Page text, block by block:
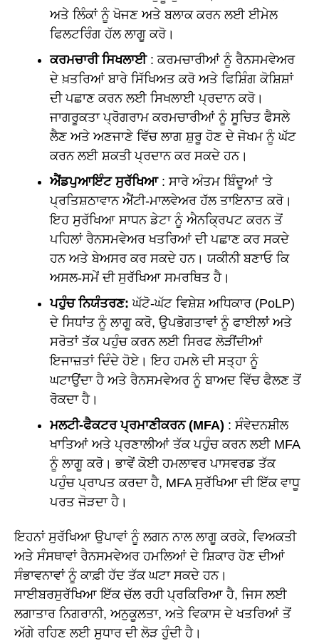
ਅਤੇ ਲਿੰਕਾਂ ਨੂੰ ਖੋਜਣ ਅਤੇ ਬਲਾਕ ਕਰਨ ਲਈ ਈਮੇਲ
ਫਿਲਟਰਿੰਗ ਹੱਲ ਲਾਗੂ ਕਰੋ।
ਕਰਮਚਾਰੀ ਸਿਖਲਾਈ: ਕਰਮਚਾਰੀਆਂ ਨੂੰ ਰੈਨਸਮਵੇਅਰ
ਦੇ ਖ਼ਤਰਿਆਂ ਬਾਰੇ ਸਿੱਖਿਅਤ ਕਰੋ ਅਤੇ ਫਿਸ਼ਿੰਗ ਕੋਸ਼ਿਸ਼ਾਂ
ਦੀ ਪਛਾਣ ਕਰਨ ਲਈ ਸਿਖਲਾਈ ਪ੍ਰਦਾਨ ਕਰੋ।
ਜਾਗਰੂਕਤਾ ਪ੍ਰੋਗਰਾਮ ਕਰਮਚਾਰੀਆਂ ਨੂੰ ਸੂਚਿਤ ਫੈਸਲੇ
ਲੈਣ ਅਤੇ ਅਣਜਾਣੇ ਵਿੱਚ ਲਾਗ ਸ਼ੁਰੂ ਹੋਣ ਦੇ ਜੋਖਮ ਨੂੰ ਘੱਟ
ਕਰਨ ਲਈ ਸ਼ਕਤੀ ਪ੍ਰਦਾਨ ਕਰ ਸਕਦੇ ਹਨ।
ਐਂਡਪੁਆਇੰਟ ਸੁਰੱਖਿਆ: ਸਾਰੇ ਅੰਤਮ ਬਿੰਦੂਆਂ 'ਤੇ
ਪ੍ਰਤਿਸ਼ਠਾਵਾਨ ਐਂਟੀ-ਮਾਲਵੇਅਰ ਹੱਲ ਤਾਇਨਾਤ ਕਰੋ।
ਇਹ ਸੁਰੱਖਿਆ ਸਾਧਨ ਡੇਟਾ ਨੂੰ ਐਨਕ੍ਰਿਪਟ ਕਰਨ ਤੋਂ
ਪਹਿਲਾਂ ਰੈਨਸਮਵੇਅਰ ਖਤਰਿਆਂ ਦੀ ਪਛਾਣ ਕਰ ਸਕਦੇ
ਹਨ ਅਤੇ ਬੇਅਸਰ ਕਰ ਸਕਦੇ ਹਨ। ਯਕੀਨੀ ਬਣਾਓ ਕਿ
ਅਸਲ-ਸਮੇਂ ਦੀ ਸੁਰੱਖਿਆ ਸਮਰਥਿਤ ਹੈ।
ਪਹੁੰਚ ਨਿਯੰਤਰਣ: ਘੱਟੋ-ਘੱਟ ਵਿਸ਼ੇਸ਼ ਅਧਿਕਾਰ (PoLP)
ਦੇ ਸਿਧਾਂਤ ਨੂੰ ਲਾਗੂ ਕਰੋ, ਉਪਭੋਗਤਾਵਾਂ ਨੂੰ ਫਾਈਲਾਂ ਅਤੇ
ਸਰੋਤਾਂ ਤੱਕ ਪਹੁੰਚ ਕਰਨ ਲਈ ਸਿਰਫ ਲੋੜੀਂਦੀਆਂ
ਇਜਾਜ਼ਤਾਂ ਦਿੰਦੇ ਹੋਏ। ਇਹ ਹਮਲੇ ਦੀ ਸਤ੍ਹਾ ਨੂੰ
ਘਟਾਉਂਦਾ ਹੈ ਅਤੇ ਰੈਨਸਮਵੇਅਰ ਨੂੰ ਬਾਅਦ ਵਿੱਚ ਫੈਲਣ ਤੋਂ
ਰੋਕਦਾ ਹੈ।
ਮਲਟੀ-ਫੈਕਟਰ ਪ੍ਰਮਾਣੀਕਰਨ (MFA) : ਸੰਵੇਦਨਸ਼ੀਲ
ਖਾਤਿਆਂ ਅਤੇ ਪ੍ਰਣਾਲੀਆਂ ਤੱਕ ਪਹੁੰਚ ਕਰਨ ਲਈ MFA
ਨੂੰ ਲਾਗੂ ਕਰੋ। ਭਾਵੇਂ ਕੋਈ ਹਮਲਾਵਰ ਪਾਸਵਰਡ ਤੱਕ
ਪਹੁੰਚ ਪ੍ਰਾਪਤ ਕਰਦਾ ਹੈ, MFA ਸੁਰੱਖਿਆ ਦੀ ਇੱਕ ਵਾਧੂ
ਪਰਤ ਜੋੜਦਾ ਹੈ।
ਇਹਨਾਂ ਸੁਰੱਖਿਆ ਉਪਾਵਾਂ ਨੂੰ ਲਗਨ ਨਾਲ ਲਾਗੂ ਕਰਕੇ, ਵਿਅਕਤੀ
ਅਤੇ ਸੰਸਥਾਵਾਂ ਰੈਨਸਮਵੇਅਰ ਹਮਲਿਆਂ ਦੇ ਸ਼ਿਕਾਰ ਹੋਣ ਦੀਆਂ
ਸੰਭਾਵਨਾਵਾਂ ਨੂੰ ਕਾਫ਼ੀ ਹੱਦ ਤੱਕ ਘਟਾ ਸਕਦੇ ਹਨ।
ਸਾਈਬਰਸੁਰੱਖਿਆ ਇੱਕ ਚੱਲ ਰਹੀ ਪ੍ਰਕਿਰਿਆ ਹੈ, ਜਿਸ ਲਈ
ਲਗਾਤਾਰ ਨਿਗਰਾਨੀ, ਅਨੁਕੂਲਤਾ, ਅਤੇ ਵਿਕਾਸ ਦੇ ਖਤਰਿਆਂ ਤੋਂ
ਅੱਗੇ ਰਹਿਣ ਲਈ ਸੁਧਾਰ ਦੀ ਲੋੜ ਹੁੰਦੀ ਹੈ।